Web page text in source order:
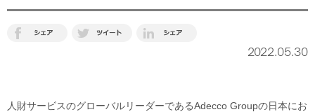
2022.05.30
人財サービスのグローバルリーダーであるAdecco Groupの日本にお